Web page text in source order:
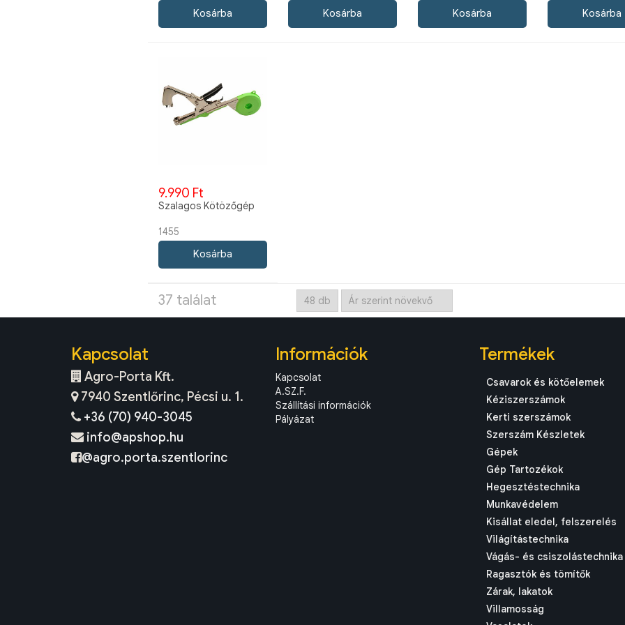
9.990 Ft
Szalagos Kötözőgép
1455
37 találat
Kapcsolat
Agro-Porta Kft.
7940 Szentlőrinc, Pécsi u. 1.
+36 (70) 940-3045
info@apshop.hu
@agro.porta.szentlorinc
Információk
Kapcsolat
A.SZ.F.
Szállítási információk
Pályázat
Termékek
Csavarok és kötőelemek
Kéziszerszámok
Kerti szerszámok
Szerszám Készletek
Gépek
Gép Tartozékok
Hegesztéstechnika
Munkavédelem
Kisállat eledel, felszerelés
Világítástechnika
Vágás- és csiszolástechnika
Ragasztók és tömítők
Zárak, lakatok
Villamosság